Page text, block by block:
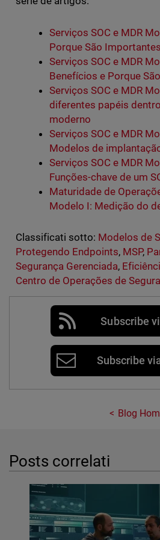
Serviços SOC e MDR
Porque São Importantes
Serviços SOC e MDR
Benefícios e Porque
Serviços SOC e MDR
diferentes papéis
moderno
Serviços SOC e MDR
Modelos de
Serviços SOC e MDR
Funções-chave de um
Maturidade de
Modelo I: Medição do
Classificati sotto: Modelos de
Protegendo Endpoints, MSP,
Segurança Gerenciada,
Centro de Operações de
Subscribe
Subscribe
Blog
Posts correlati